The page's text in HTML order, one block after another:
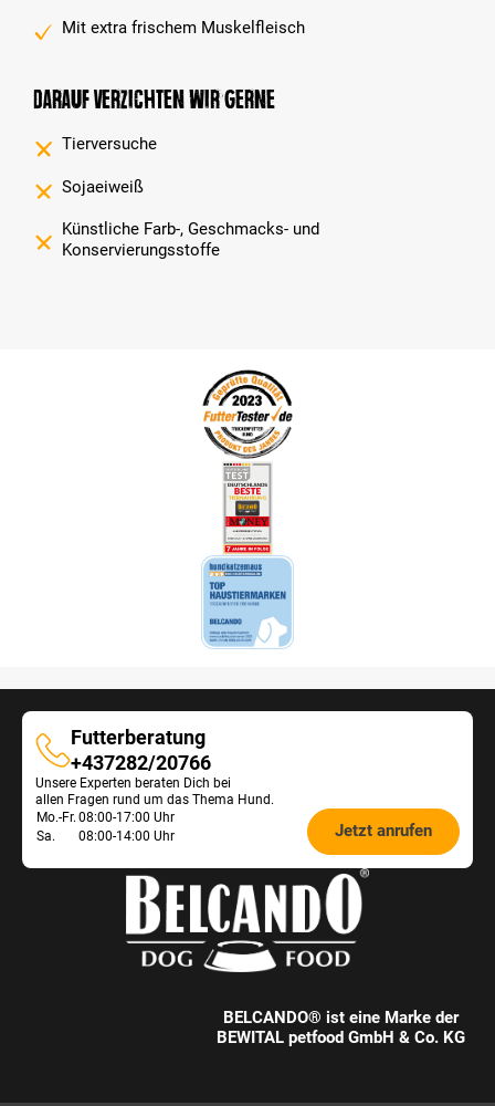
Mit extra frischem Muskelfleisch
Darauf verzichten wir gerne
Tierversuche
Sojaeiweiß
Künstliche Farb-, Geschmacks- und
Konservierungsstoffe
Futterberatung
Futterberatung
+437282/20766
Unsere Experten beraten Dich bei
allen Fragen rund um das Thema Hund.
Öffnungszeiten
Mo.-Fr. 08:00-17:00 Uhr
Sa.
08:00-14:00 Uhr Jetzt anrufen
BELCANDO® ist eine Marke der
BEWITAL petfood GmbH & Co. KG